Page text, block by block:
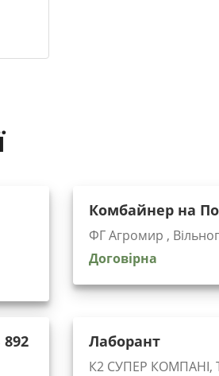
Комбайнер на
ФГ Агромир ,
Договірна
Лаборант
К2 СУПЕР КОМПАНІ,